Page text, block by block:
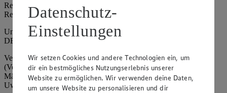
Registergericht: Amtsgericht Freiburg i.B.
Registernummer: HRA 707629
Umsatzsteuer-Identifikationsnummer gem. § 27a UStG:
DE815916131
Vertretungsberechtigte: Rainer Huber (Sprecher)
(Vorstandsmitglied), Klaus Fickert (Vorstandsmitglied), Jürgen
Mäder (Vorstandsmitglied), Patrick Mogck (Vorstandsmitglied),
Uwe Kohler
Datenschutz-
Einstellungen
Wir setzen Cookies und andere Technologien ein, um
dir ein bestmögliches Nutzungserlebnis unserer
Website zu ermöglichen. Wir verwenden deine Daten,
um unsere Website zu personalisieren und dir